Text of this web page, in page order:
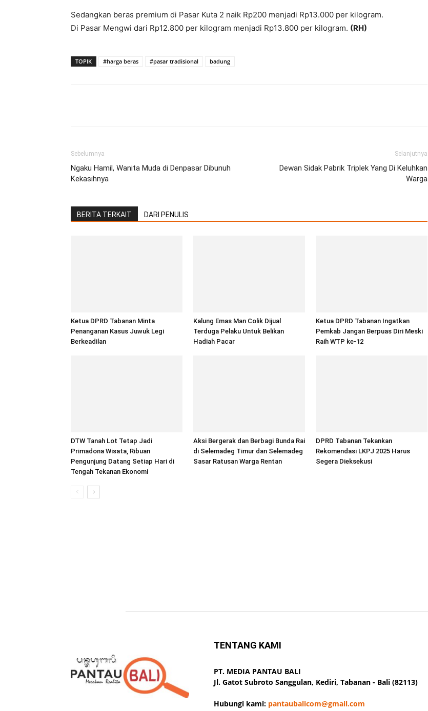
Sedangkan beras premium di Pasar Kuta 2 naik Rp200 menjadi Rp13.000 per kilogram.
Di Pasar Mengwi dari Rp12.800 per kilogram menjadi Rp13.800 per kilogram. (RH)
TOPIK #harga beras #pasar tradisional badung
Sebelumnya
Ngaku Hamil, Wanita Muda di Denpasar Dibunuh
Kekasihnya
Selanjutnya
Dewan Sidak Pabrik Triplek Yang Di Keluhkan
Warga
BERITA TERKAIT DARI PENULIS
Ketua DPRD Tabanan Minta
Penanganan Kasus Juwuk Legi
Berkeadilan
Kalung Emas Man Colik Dijual
Terduga Pelaku Untuk Belikan
Hadiah Pacar
Ketua DPRD Tabanan Ingatkan
Pemkab Jangan Berpuas Diri Meski
Raih WTP ke-12
DTW Tanah Lot Tetap Jadi
Primadona Wisata, Ribuan
Pengunjung Datang Setiap Hari di
Tengah Tekanan Ekonomi
Aksi Bergerak dan Berbagi Bunda Rai
di Selemadeg Timur dan Selemadeg
Sasar Ratusan Warga Rentan
DPRD Tabanan Tekankan
Rekomendasi LKPJ 2025 Harus
Segera Dieksekusi
TENTANG KAMI
PT. MEDIA PANTAU BALI
Jl. Gatot Subroto Sanggulan, Kediri, Tabanan - Bali (82113)
Hubungi kami: pantaubalicom@gmail.com